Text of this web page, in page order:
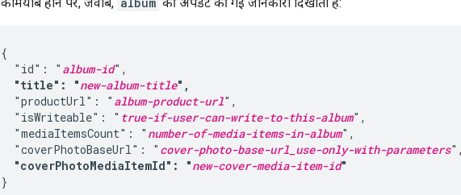
{
  "id": "
album-id",
"title": "new-album-title",
  "productUrl": "
album-product-url",
  "isWriteable": "
true-if-user-can-write-to-this-album",
  "mediaItemsCount": "
number-of-media-items-in-album",
  "coverPhotoBaseUrl": "
cover-photo-base-url_use-only-with-parameters",
"coverPhotoMediaItemId": "new-cover-media-item-id"
}